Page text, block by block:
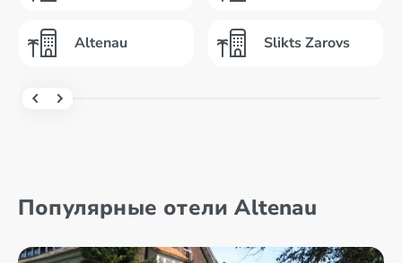
Altenau Slikts Zarovs
Популярные отели Altenau